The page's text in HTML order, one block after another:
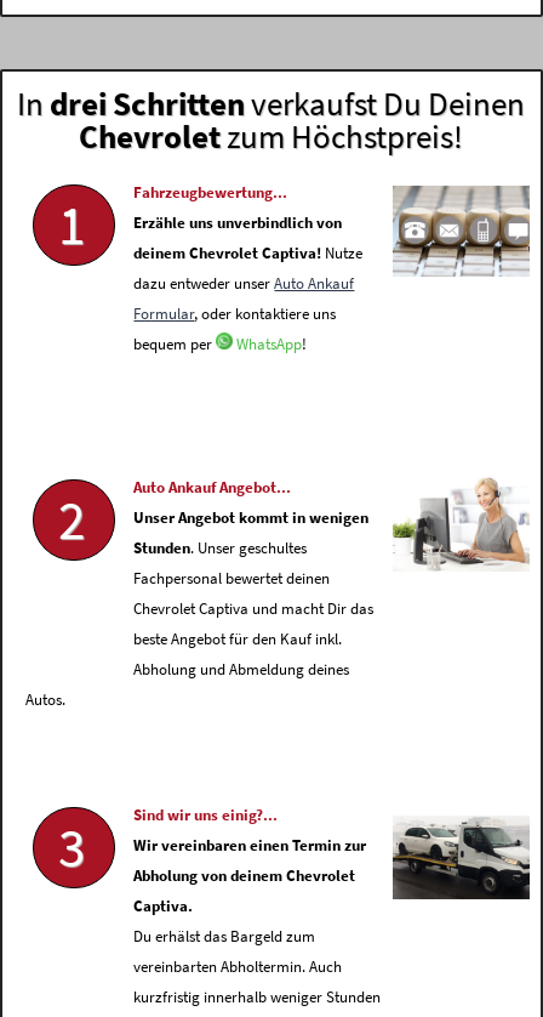
In drei Schrittenverkaufst Du Deinen
Chevroletzum Höchstpreis!
1
Fahrzeugbewertung...
Erzähle uns unverbindlich von
deinem Chevrolet Captiva! Nutze
dazu entweder unserAuto Ankauf
Formular, oder kontaktiere uns
bequem per
WhatsApp!
2
Auto Ankauf Angebot...
Unser Angebot kommt in wenigen
Stunden. Unser geschultes
Fachpersonal bewertet deinen
Chevrolet Captiva und macht Dir das
beste Angebot für den Kauf inkl.
Abholung und Abmeldung deines
Autos.
3
Sind wir uns einig?...
Wir vereinbaren einen Termin zur
Abholung von deinem Chevrolet
Captiva.
Du erhälst das Bargeld zum
vereinbarten Abholtermin. Auch
kurzfristig innerhalb weniger Stunden